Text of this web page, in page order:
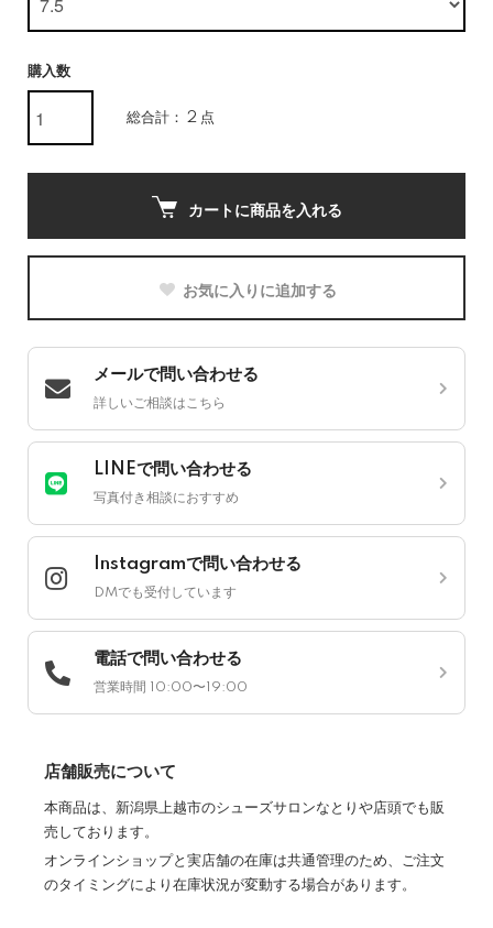
購入数
総合計： 2 点
カートに商品を入れる
お気に入りに追加する
メールで問い合わせる
詳しいご相談はこちら
LINEで問い合わせる
写真付き相談におすすめ
Instagramで問い合わせる
DMでも受付しています
電話で問い合わせる
営業時間 10:00〜19:00
店舗販売について
本商品は、新潟県上越市のシューズサロンなとりや店頭でも販
売しております。
オンラインショップと実店舗の在庫は共通管理のため、ご注文
のタイミングにより在庫状況が変動する場合があります。